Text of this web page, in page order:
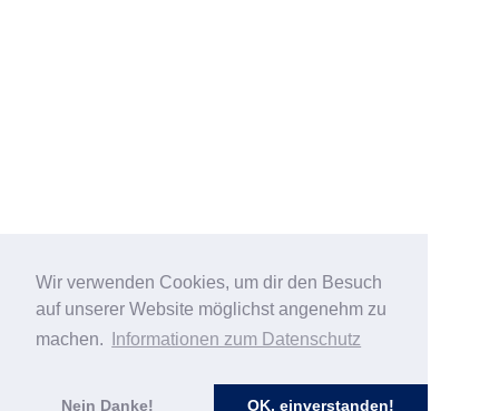
Wir verwenden Cookies, um dir den Besuch
auf unserer Website möglichst angenehm zu
machen.
Informationen zum Datenschutz
Nein Danke! OK, einverstanden!